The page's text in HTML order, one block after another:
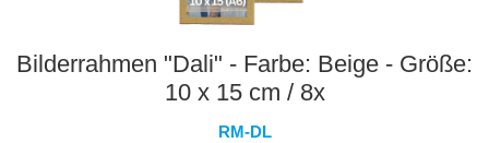
Bilderrahmen "Dali" - Farbe: Beige - Größe:
10 x 15 cm / 8x
RM-DL